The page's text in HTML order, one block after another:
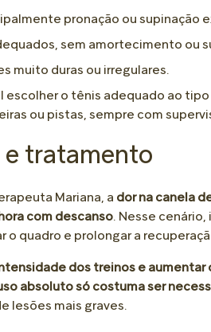
pronação ou supinação
sem amortecimento ou
muito duras ou irregulares.
escolher o tênis adequado ao
ou pistas, sempre com
e tratamento
Mariana, a dor na canela
com descanso. Nesse
o quadro e prolongar a
dos treinos e
absoluto só costuma ser
lesões mais graves.